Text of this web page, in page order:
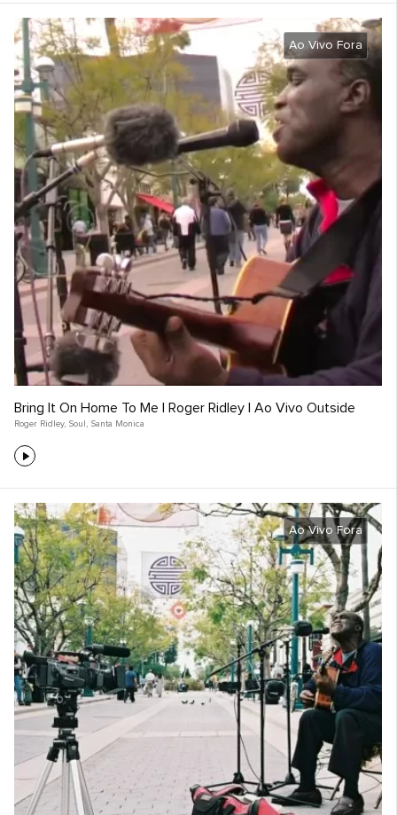
Ao Vivo Fora
Bring It On Home To Me | Roger Ridley | Ao Vivo Outside
Roger Ridley, Soul , Santa Monica
Ao Vivo Fora